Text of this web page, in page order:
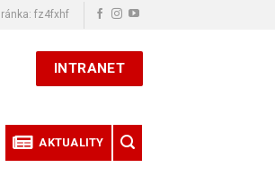
fz4fxhf
INTRANET
AKTUALITY